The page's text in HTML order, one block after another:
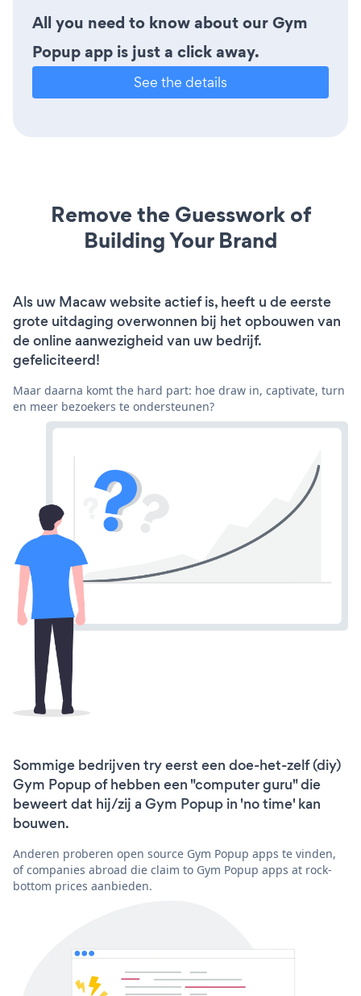
All you need to know about our Gym
Popup app is just a click away.
See the details
Remove the Guesswork of
Building Your Brand
Als uw Macaw website actief is, heeft u de eerste
grote uitdaging overwonnen bij het opbouwen van
de online aanwezigheid van uw bedrijf.
gefeliciteerd!
Maar daarna komt the hard part: hoe draw in, captivate, turn
en meer bezoekers te ondersteunen?
Sommige bedrijven try eerst een doe-het-zelf (diy)
Gym Popup of hebben een "computer guru" die
beweert dat hij/zij a Gym Popup in 'no time' kan
bouwen.
Anderen proberen open source Gym Popup apps te vinden,
of companies abroad die claim to Gym Popup apps at rock-
bottom prices aanbieden.